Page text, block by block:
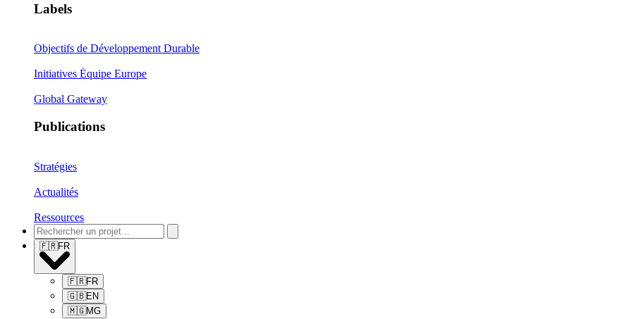
Labels
Objectifs de Développement Durable
Initiatives Équipe Europe
Global Gateway
Publications
Stratégies
Actualités
Ressources
🇫🇷FR
🇫🇷FR
🇬🇧EN
🇲🇬MG